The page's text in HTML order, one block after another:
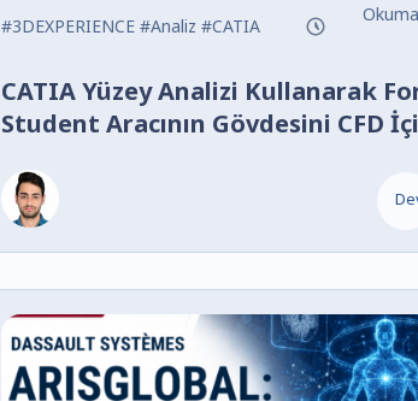
#3DEXPERIENCE #Analiz #CATIA
CATIA Yüzey Analizi Kullanarak
Student Aracının Gövdesini CFD